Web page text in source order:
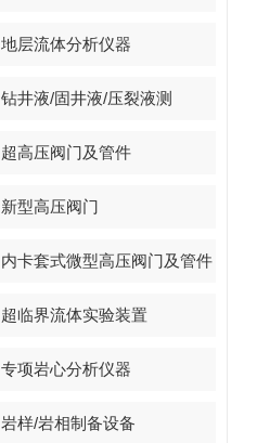
地层流体分析仪器
钻井液/固井液/压裂液测
超高压阀门及管件
新型高压阀门
内卡套式微型高压阀门及管件
超临界流体实验装置
专项岩心分析仪器
岩样/岩相制备设备